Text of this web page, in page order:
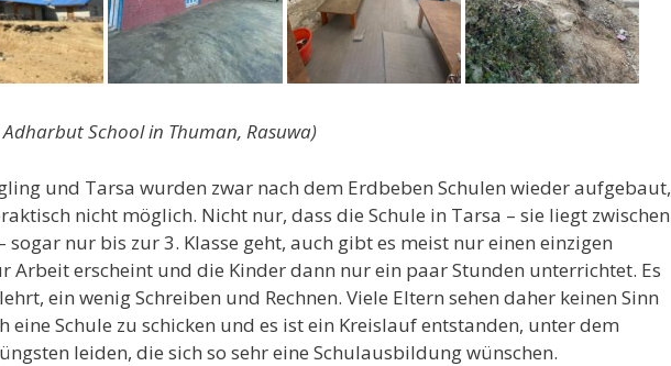
School in Thuman, Rasuwa)
und Tarsa wurden zwar nach dem Erdbeben Schulen wieder aufgebaut,
nicht möglich. Nicht nur, dass die Schule in Tarsa – sie liegt zwischen
sogar nur bis zur 3. Klasse geht, auch gibt es meist nur einen einzigen
Arbeit erscheint und die Kinder dann nur ein paar Stunden unterrichtet. Es
ein wenig Schreiben und Rechnen. Viele Eltern sehen daher keinen Sinn
eine Schule zu schicken und es ist ein Kreislauf entstanden, unter dem
leiden, die sich so sehr eine Schulausbildung wünschen.